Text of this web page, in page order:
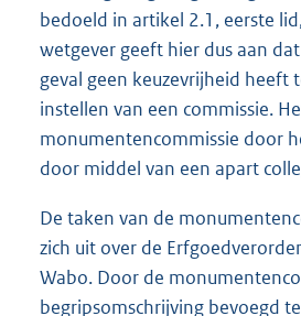
bedoeld in artikel 2.1, eerste
wetgever geeft hier dus aan
geval geen keuzevrijheid heeft
instellen van een commissie.
monumentencommissie door
door middel van een apart
De taken van de
zich uit over de
Wabo. Door de
begripsomschrijving bevoegd